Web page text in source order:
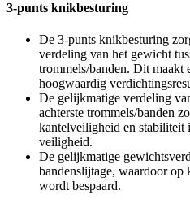
3-punts knikbesturing
De 3-punts knikbesturing
verdeling van het gewicht
trommels/banden. Dit
hoogwaardig
De gelijkmatige verdeling
achterste trommels/banden
kantelveiligheid en stabiliteit
veiligheid.
De gelijkmatige
bandenslijtage, waardoor op
wordt bespaard.